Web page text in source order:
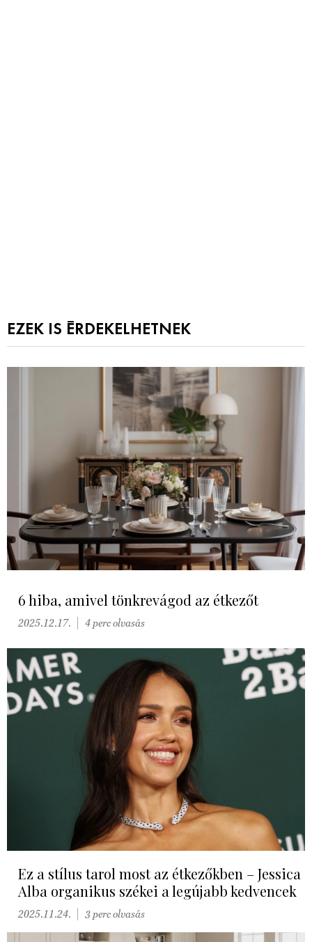
EZEK IS ÉRDEKELHETNEK
6 hiba, amivel tönkrevágod az étkezőt
2025.12.17. 4 perc olvasás
Ez a stílus tarol most az étkezőkben – Jessica
Alba organikus székei a legújabb kedvencek
2025.11.24. 3 perc olvasás